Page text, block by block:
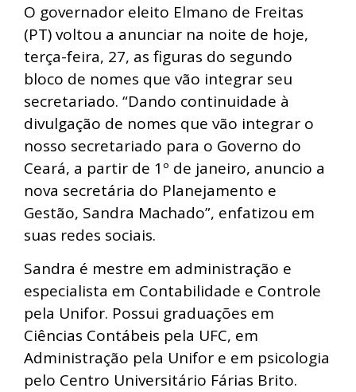
O governador eleito Elmano de Freitas
(PT) voltou a anunciar na noite de hoje,
terça-feira, 27, as figuras do segundo
bloco de nomes que vão integrar seu
secretariado. “Dando continuidade à
divulgação de nomes que vão integrar o
nosso secretariado para o Governo do
Ceará, a partir de 1º de janeiro, anuncio a
nova secretária do Planejamento e
Gestão, Sandra Machado”, enfatizou em
suas redes sociais.
Sandra é mestre em administração e
especialista em Contabilidade e Controle
pela Unifor. Possui graduações em
Ciências Contábeis pela UFC, em
Administração pela Unifor e em psicologia
pelo Centro Universitário Fárias Brito.